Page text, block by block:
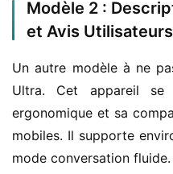
Modèle 2 :
et Avis Utilisateurs
Un autre modèle à ne
Ultra. Cet appareil se
ergonomique et sa
mobiles. Il supporte
mode conversation fluide.